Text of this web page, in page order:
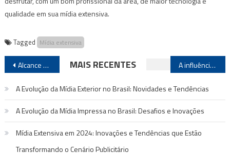
qualidade em sua mídia extensiva.
Tagged Mídia extensiva
Navegação
de
Post
Alcance x Estratégia: x desafios da mídia exterior A influência das mídias eletrônicas na vida dos jovens
MAIS RECENTES
A Evolução da Mídia Exterior no Brasil: Novidades e Tendências
A Evolução da Mídia Impressa no Brasil: Desafios e Inovações
Mídia Extensiva em 2024: Inovações e Tendências que Estão
Transformando o Cenário Publicitário